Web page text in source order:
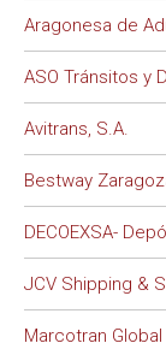
Aragonesa de
ASO Tránsitos y
Avitrans, S.A.
Bestway
DECOEXSA-
JCV Shipping &
Marcotran